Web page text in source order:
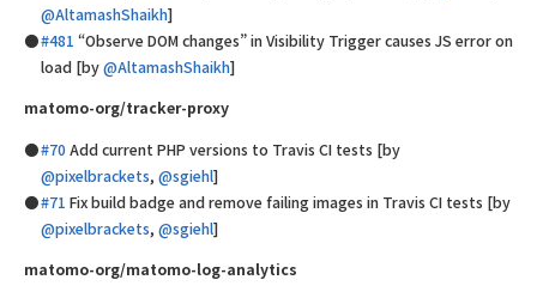
@AltamashShaikh]
#481 “Observe DOM changes” in Visibility Trigger causes JS error on
load [by@AltamashShaikh]
matomo-org/tracker-proxy
#70 Add current PHP versions to Travis CI tests [by
@pixelbrackets, @sgiehl]
#71 Fix build badge and remove failing images in Travis CI tests [by
@pixelbrackets, @sgiehl]
matomo-org/matomo-log-analytics